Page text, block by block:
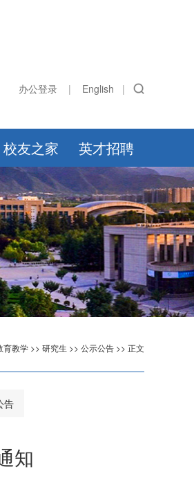
办公登录 | English |
校友之家 英才招聘
育教学 >> 研究生 >> 公示公告 >> 正文
告
知